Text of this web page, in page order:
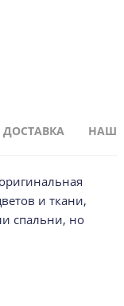
ДОСТАВКА
и ткани,
спальни, но
в офис или
комфортному